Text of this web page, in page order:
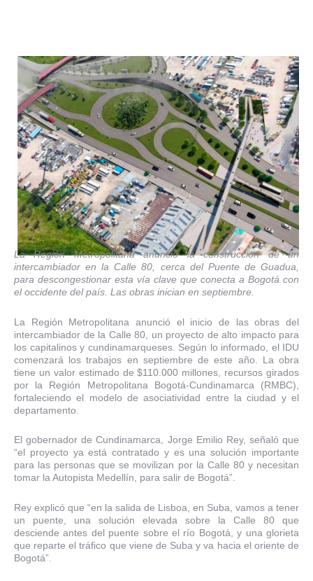
La Región Metropolitana anunció la construcción de un
intercambiador en la Calle 80, cerca del Puente de Guadua,
para descongestionar esta vía clave que conecta a Bogotá con
el occidente del país. Las obras inician en septiembre.
La Región Metropolitana anunció el inicio de las obras del
intercambiador de la Calle 80, un proyecto de alto impacto para
los capitalinos y cundinamarqueses. Según lo informado, el IDU
comenzará los trabajos en septiembre de este año. La obra
tiene un valor estimado de $110.000 millones, recursos girados
por la Región Metropolitana Bogotá-Cundinamarca (RMBC),
fortaleciendo el modelo de asociatividad entre la ciudad y el
departamento.
El gobernador de Cundinamarca, Jorge Emilio Rey, señaló que
“el proyecto ya está contratado y es una solución importante
para las personas que se movilizan por la Calle 80 y necesitan
tomar la Autopista Medellín, para salir de Bogotá”.
Rey explicó que “en la salida de Lisboa, en Suba, vamos a tener
un puente, una solución elevada sobre la Calle 80 que
desciende antes del puente sobre el río Bogotá, y una glorieta
que reparte el tráfico que viene de Suba y va hacia el oriente de
Bogotá”.